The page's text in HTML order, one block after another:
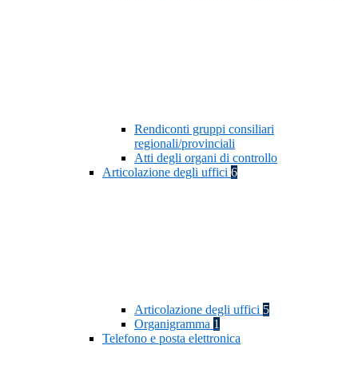
Rendiconti gruppi consiliari
regionali/provinciali
Atti degli organi di controllo
Articolazione degli uffici 6
Articolazione degli uffici 5
Organigramma 1
Telefono e posta elettronica